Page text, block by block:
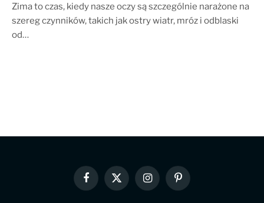
Zima to czas, kiedy nasze oczy są szczególnie narażone na
szereg czynników, takich jak ostry wiatr, mróz i odblaski
od…
Facebook
X
(Twitter)
InstagramPinterest